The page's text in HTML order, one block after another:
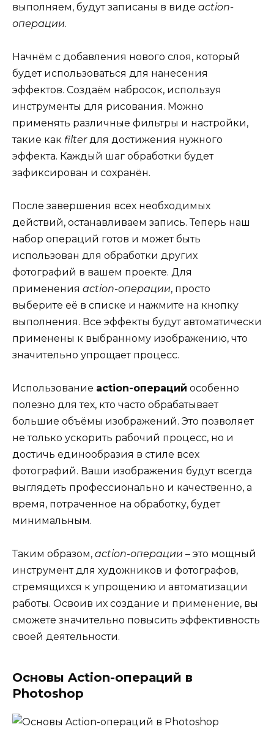
выполняем, будут записаны в виде action-
операции.
Начнём с добавления нового слоя, который
будет использоваться для нанесения
эффектов. Создаём набросок, используя
инструменты для рисования. Можно
применять различные фильтры и настройки,
такие как filterдля достижения нужного
эффекта. Каждый шаг обработки будет
зафиксирован и сохранён.
После завершения всех необходимых
действий, останавливаем запись. Теперь наш
набор операций готов и может быть
использован для обработки других
фотографий в вашем проекте. Для
применения action-операции, просто
выберите её в списке и нажмите на кнопку
выполнения. Все эффекты будут автоматически
применены к выбранному изображению, что
значительно упрощает процесс.
Использование action-операций особенно
полезно для тех, кто часто обрабатывает
большие объёмы изображений. Это позволяет
не только ускорить рабочий процесс, но и
достичь единообразия в стиле всех
фотографий. Ваши изображения будут всегда
выглядеть профессионально и качественно, а
время, потраченное на обработку, будет
минимальным.
Таким образом, action-операции – это мощный
инструмент для художников и фотографов,
стремящихся к упрощению и автоматизации
работы. Освоив их создание и применение, вы
сможете значительно повысить эффективность
своей деятельности.
Основы Action-операций в
Photoshop